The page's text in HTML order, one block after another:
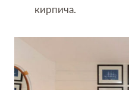
кирпича.